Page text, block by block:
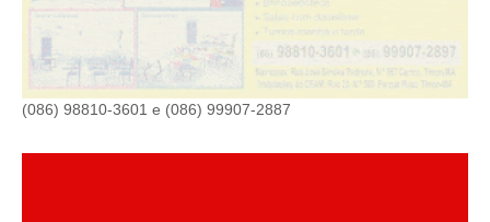
(086) 98810-3601 e (086) 99907-2887